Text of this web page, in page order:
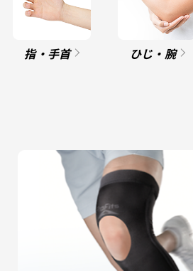
指・手首 ひじ・腕